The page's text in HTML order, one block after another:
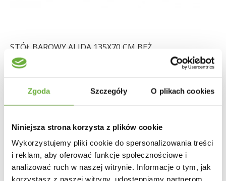
Zgoda Szczegóły O plikach cookies
Niniejsza strona korzysta z plików cookie
Wykorzystujemy pliki cookie do spersonalizowania treści
i reklam, aby oferować funkcje społecznościowe i
analizować ruch w naszej witrynie. Informacje o tym, jak
korzystasz z naszej witryny, udostępniamy partnerom
STÓŁ BAROWY ALIDA 135X70 CM BEŻ